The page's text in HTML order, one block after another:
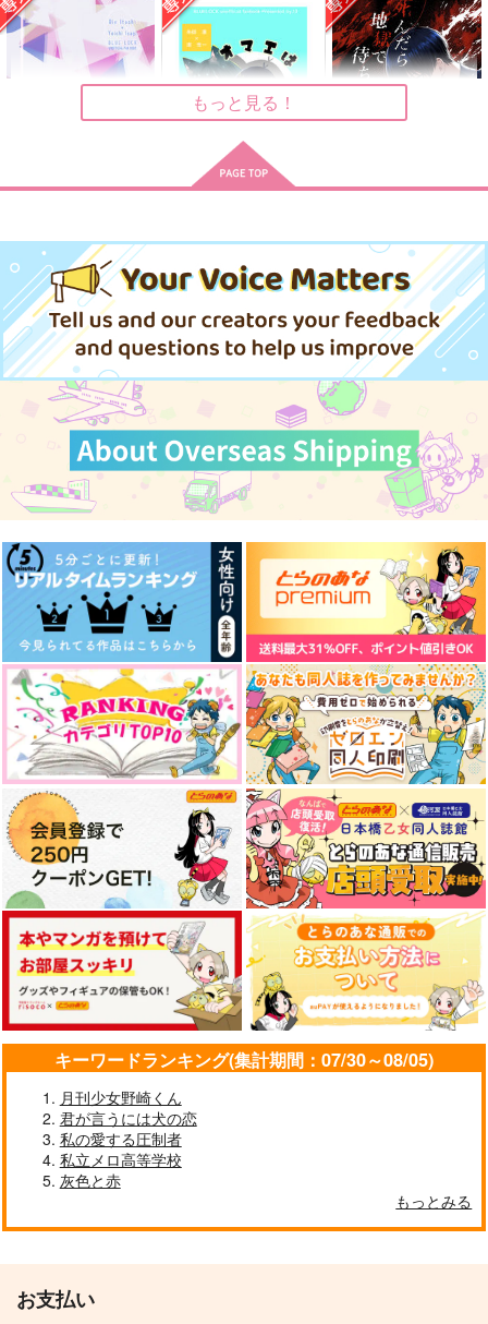
おまえは一体、おれを
どうしたい。
おかしやさん
629 （税込）
作品詳細
侵入者
ういきい
787円（税込）
潔世一×糸師凛
サンプル
作品詳細
Divide BLUE
ねこだまり
1,887円（税込）
作品詳細
俺とお前の関係性‐上‐
うおめ屋
1,100円（税込）
糸師凛×潔世一
サンプル
作品詳細
RinisaLoggu01
ちぇるの屋
787円（税込）
糸師凛×潔世一
サンプル
作品詳細
はじめて恋してキスを
ちぇるの屋
787円（税込）
糸師凛×潔世一
サンプル
作品詳細
その×××ちょっと待っ
た！
高遠建設
787円（税込）
糸師凛×潔世一
サンプル
作品詳細
お兄様のお気に入り
ちぇるの屋
944円（税込）
糸師凛×潔世一
絶対デレてにゃい４
おひるねころり
715円（税込）
NibiCine
専売 1,572 円（税込）
ブルーロック
糸師凛×潔世一
サンプル
カート
専売 629円（税込）
糸師凛×潔世一
カート
わせしよう
ド真剣交際
944円 （税込）
ブルーロック
糸師凛×潔世一
カート
虚構に眠る。
ハッカあめ
専売 944円（税込）
ブルーロック
糸師凛×潔世一
サンプル
カート
ありふれる浸食
みなみかぜ
専売 787円（税込）
ブルーロック
糸師凛×潔世一
サンプル
カート
そんなにドキドキさせ
んなよ！
ななくさ
専売 572円
ブルーロック
糸師凛×潔世一
サンプル
カート
をする運命2
1,100
ブルーロック
覚まとめ本
瞳に燃ゆる唯一の
NibiCine
専売 472円
もっと見る！
キーワードランキング(集計期間：07/30～08/05)
月刊少女野崎くん
君が言うには犬の恋
私の愛する圧制者
私立メロ高等学校
灰色と赤
もっとみる
お支払い